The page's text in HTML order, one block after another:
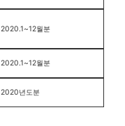
2020.1~12월분
2020.1~12월분
2020년도분